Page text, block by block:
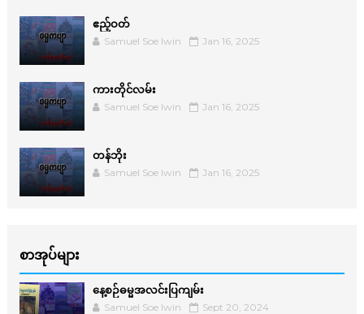
ဧည့်ဝတ်
Samuel Soe lwin Jan 16, 2025
ကားတိုင်လမ်း
Samuel Soe lwin Jan 16, 2025
တန်ဘိုး
Samuel Soe lwin Jan 16, 2025
စာအုပ်များ
နေ့စဉ်ဓမ္မအလင်းပြကျမ်း
Samuel Soe lwin Sept 20, 2024